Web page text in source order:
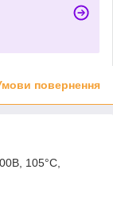
повернення
105°C,